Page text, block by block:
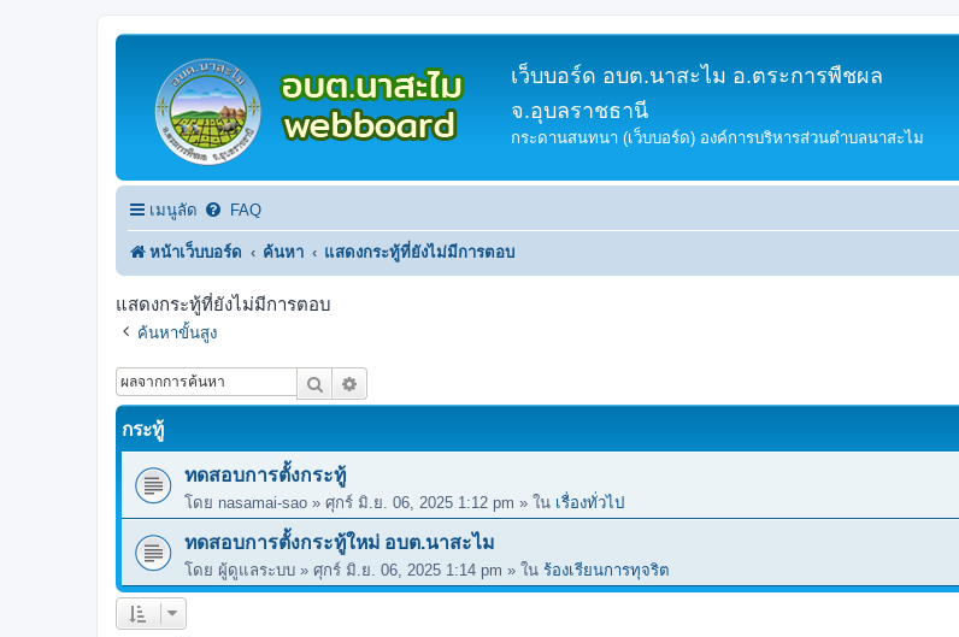
เว็บบอร์ด อบต.นาสะไม อ.ตระการพืชผล
จ.อุบลราชธานี
กระดานสนทนา (เว็บบอร์ด) องค์การบริหารส่วนตำบลนาสะไม
เมนูลัด FAQ
หน้าเว็บบอร์ด ค้นหา แสดงกระทู้ที่ยังไม่มีการตอบ
แสดงกระทู้ที่ยังไม่มีการตอบ
ค้นหาขั้นสูง
ค้นหา
กระทู้
ทดสอบการตั้งกระทู้
โดย nasamai-sao » ศุกร์ มิ.ย. 06, 2025 1:12 pm » ใน เรื่องทั่วไป
ทดสอบการตั้งกระทู้ใหม่ อบต.นาสะไม
โดย ผู้ดูแลระบบ » ศุกร์ มิ.ย. 06, 2025 1:14 pm » ใน ร้องเรียนการทุจริต